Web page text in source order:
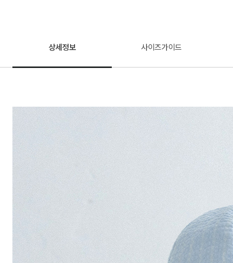
상세정보 사이즈가이드